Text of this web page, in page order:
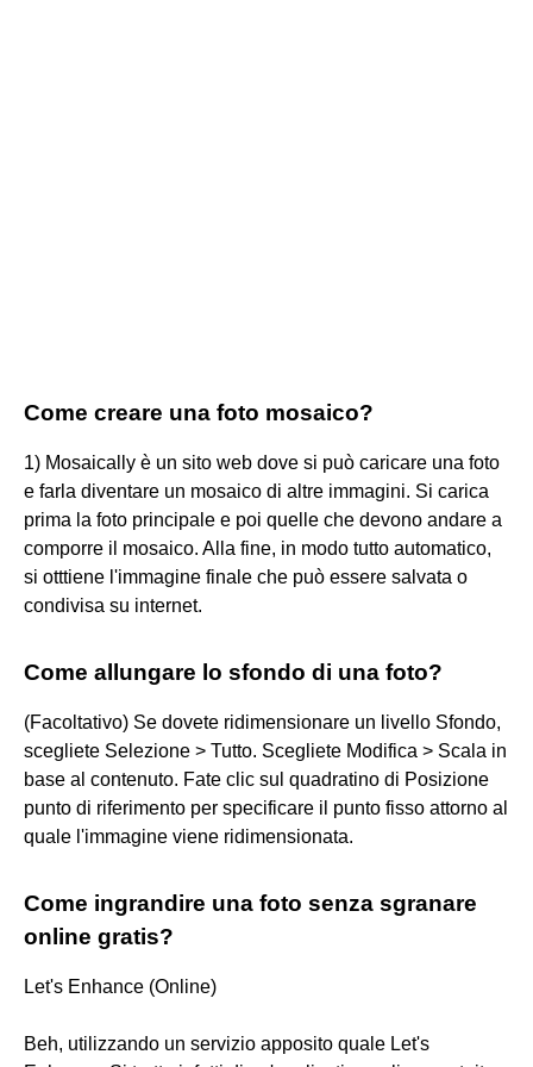
Come creare una foto mosaico?
1) Mosaically è un sito web dove si può caricare una foto
e farla diventare un mosaico di altre immagini. Si carica
prima la foto principale e poi quelle che devono andare a
comporre il mosaico. Alla fine, in modo tutto automatico,
si otttiene l'immagine finale che può essere salvata o
condivisa su internet.
Come allungare lo sfondo di una foto?
(Facoltativo) Se dovete ridimensionare un livello Sfondo,
scegliete Selezione > Tutto. Scegliete Modifica > Scala in
base al contenuto. Fate clic sul quadratino di Posizione
punto di riferimento per specificare il punto fisso attorno al
quale l'immagine viene ridimensionata.
Come ingrandire una foto senza sgranare
online gratis?
Let's Enhance (Online)
Beh, utilizzando un servizio apposito quale Let's